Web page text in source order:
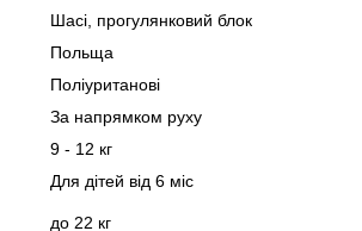
Шасі, прогулянковий блок
Польща
Поліуританові
За напрямком руху
9 - 12 кг
Для дітей від 6 міс
до 22 кг